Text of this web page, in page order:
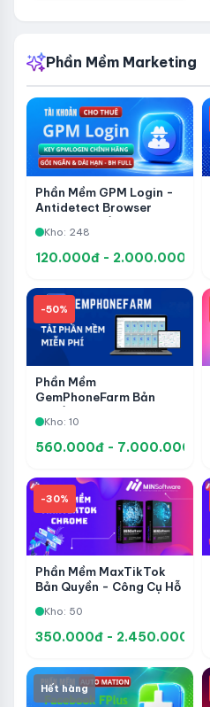
Phần Mềm Marketing
Phần Mềm GPM Login -
Antidetect Browser
Kho: 248
120.000đ - 2.000.000đ
-50%
Phần Mềm
GemPhoneFarm Bản
No-Code Hỗ Trợ Treo
App, Quản Lý Đa Thiết Bị
Kho: 10
560.000đ - 7.000.000đ
-30%
Phần Mềm MaxTikTok
Bản Quyền - Công Cụ Hỗ
Và Tự Động Hóa Tài
Khoản TikTok
Kho: 50
350.000đ - 2.450.000đ
Hết hàng